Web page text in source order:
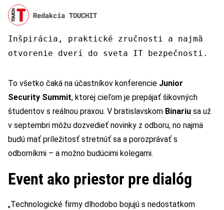
Redakcia TOUCHIT
Inšpirácia, praktické zručnosti a najmä
otvorenie dverí do sveta IT bezpečnosti.
To všetko čaká na účastníkov konferencie Junior
Security Summit, ktorej cieľom je prepájať šikovných
študentov s reálnou praxou. V bratislavskom Binariu sa už
v septembri môžu dozvedieť novinky z odboru, no najmä
budú mať príležitosť stretnúť sa a porozprávať s
odborníkmi – a možno budúcimi kolegami.
Event ako priestor pre dialóg
„Technologické firmy dlhodobo bojujú s nedostatkom